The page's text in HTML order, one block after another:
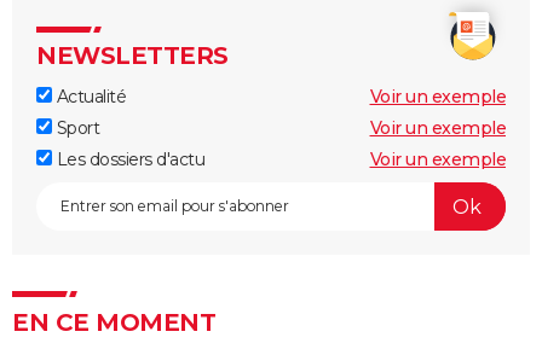
NEWSLETTERS
Actualité
Voir un exemple
Sport
Voir un exemple
Les dossiers d'actu
Voir un exemple
EN CE MOMENT